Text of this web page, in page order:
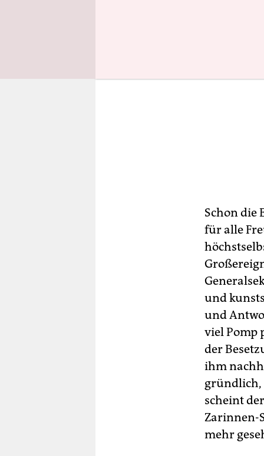
Schon die
für alle
und
und
viel Pomp
der
ihm
gründlich,
scheint
Zarinnen-
mehr